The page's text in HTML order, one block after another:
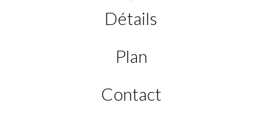
Détails
Plan
Contact